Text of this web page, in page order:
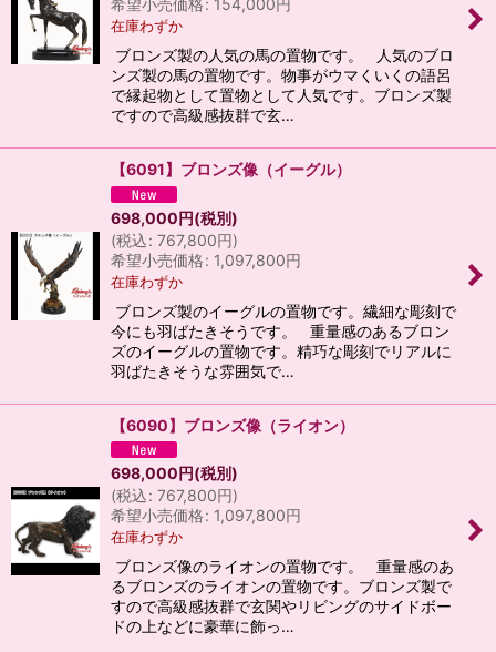
希望小売価格: 154,000円
在庫わずか
ブロンズ製の人気の馬の置物です。 人気のブロ
ンズ製の馬の置物です。物事がウマくいくの語呂
で縁起物として置物として人気です。ブロンズ製
ですので高級感抜群で玄…
【6091】ブロンズ像（イーグル）
698,000円(税別)
(税込: 767,800円)
希望小売価格: 1,097,800円
在庫わずか
ブロンズ製のイーグルの置物です。繊細な彫刻で
今にも羽ばたきそうです。 重量感のあるブロン
ズのイーグルの置物です。精巧な彫刻でリアルに
羽ばたきそうな雰囲気で…
【6090】ブロンズ像（ライオン）
698,000円(税別)
(税込: 767,800円)
希望小売価格: 1,097,800円
在庫わずか
ブロンズ像のライオンの置物です。 重量感のあ
るブロンズのライオンの置物です。ブロンズ製で
すので高級感抜群で玄関やリビングのサイドボー
ドの上などに豪華に飾っ…